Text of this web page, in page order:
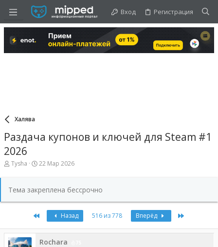
Вход Регистрация
Халява
Раздача купонов и ключей для Steam #1
2026
А
о
р
т
Tysha
Д
н
а
а
а
22 Мар 2026
Тема закреплена бессрочно
Назад 516 из 778 Вперёд
Rochara